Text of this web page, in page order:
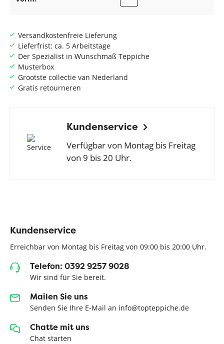
Versandkostenfreie Lieferung
Lieferfrist: ca. 5 Arbeitstage
Der Spezialist in Wunschmaß Teppiche
Musterbox
Grootste collectie van Nederland
Gratis retourneren
Kundenservice
Verfügbar von Montag bis Freitag
von 9 bis 20 Uhr.
Kundenservice
Erreichbar von Montag bis Freitag von 09:00 bis 20:00 Uhr.
Telefon: 0392 9257 9028
Wir sind für Sie bereit.
Mailen Sie uns
Senden Sie Ihre E-Mail an info@topteppiche.de
Chatte mit uns
Chat starten